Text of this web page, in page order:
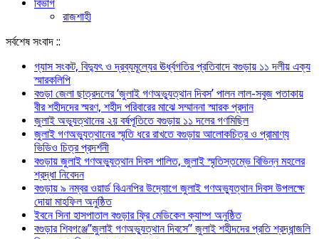
বিভাগ
রাজশাহী
সর্বশেষ সংবাদ ::
গ্যাস সংকট, বিদ্যুৎ ও দ্রব্যমূল্যের ঊর্ধ্বগতির প্রতিবাদে বগুড়ায় ১১ দলীয় এক্য
স্মারকলিপি
বগুড়া জেলা ছাত্রদলের ‘জুলাই গণঅভ্যুত্থান দিবস’ পালন লাল-সবুজ পতাকায়
বীর শহীদদের স্মরণ, শহীদ পরিবারের মাঝে সম্মাননা স্মারক প্রদান
জুলাই অভ্যুত্থানের ২য় বর্ষপূতিতে বগুড়ায় ১১ দলের গণমিছিল
জুলাই গণঅভ্যুত্থানের স্মৃতি ধরে রাখতে বগুড়ায় আলোকচিত্র ও প্রামাণ্য
ভিডিও চিত্র প্রদর্শনী
বগুড়ায় জুলাই গণঅভ্যুত্থান দিবস পালিত, জুলাই স্মৃতিস্তম্ভে বিভিন্ন মহলের
শ্রদ্ধা নিবেদন
বগুড়ায় ৯ নম্বর ওয়ার্ড বিএনপির উদ্যোগে জুলাই গণঅভ্যুত্থান দিবস উপলক্ষে
দোয়া মাহফিল অনুষ্ঠিত
ইবনে সিনা হাসপাতাল বগুড়ার ফ্রি মেডিকেল ক্যাম্প অনুষ্ঠিত
বগুড়ার শিবগঞ্জে”জুলাই গণঅভ্যুত্থান দিবসে” জুলাই শহীদদের প্রতি শ্রদ্ধান্জলি